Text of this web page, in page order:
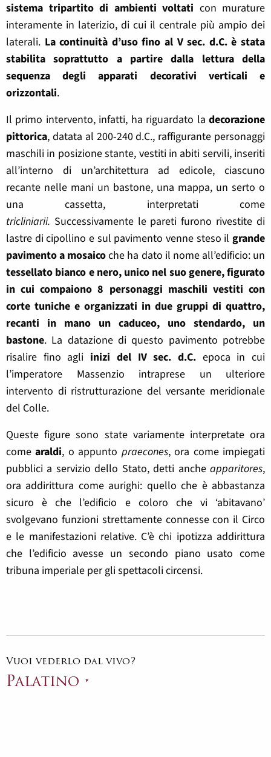
sistema tripartito di ambienti voltati con murature
interamente in laterizio, di cui il centrale più ampio dei
laterali. La continuità d’uso fino al V sec. d.C. è stata
stabilita soprattutto a partire dalla lettura della
sequenza degli apparati decorativi verticali e
orizzontali.
Il primo intervento, infatti, ha riguardato la decorazione
pittorica, datata al 200-240 d.C., raffigurante personaggi
maschili in posizione stante, vestiti in abiti servili, inseriti
all’interno di un’architettura ad edicole, ciascuno
recante nelle mani un bastone, una mappa, un serto o
una cassetta, interpretati come
tricliniarii. Successivamente le pareti furono rivestite di
lastre di cipollino e sul pavimento venne steso il grande
pavimento a mosaicoche ha dato il nome all’edificio: un
tessellato bianco e nero, unico nel suo genere, figurato
in cui compaiono 8 personaggi maschili vestiti con
corte tuniche e organizzati in due gruppi di quattro,
recanti in mano un caduceo, uno stendardo, un
bastone. La datazione di questo pavimento potrebbe
risalire fino agli inizi del IV sec. d.C.epoca in cui
l’imperatore Massenzio intraprese un ulteriore
intervento di ristrutturazione del versante meridionale
del Colle.
Queste figure sono state variamente interpretate ora
comearaldi, o appunto praecones, ora come impiegati
pubblici a servizio dello Stato, detti anche apparitores,
ora addirittura come aurighi: quello che è abbastanza
sicuro è che l’edificio e coloro che vi ‘abitavano’
svolgevano funzioni strettamente connesse con il Circo
e le manifestazioni relative. C’è chi ipotizza addirittura
che l’edificio avesse un secondo piano usato come
tribuna imperiale per gli spettacoli circensi.
Vuoi vederlo dal vivo?
Palatino